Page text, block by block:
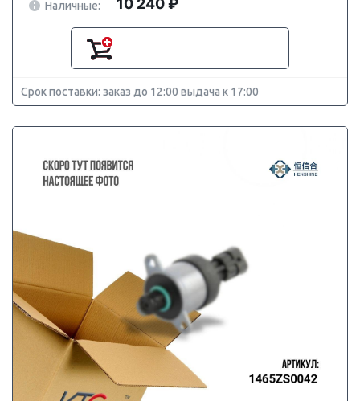
Наличные:
10 240 ₽
Срок поставки: заказ до 12:00 выдача к 17:00